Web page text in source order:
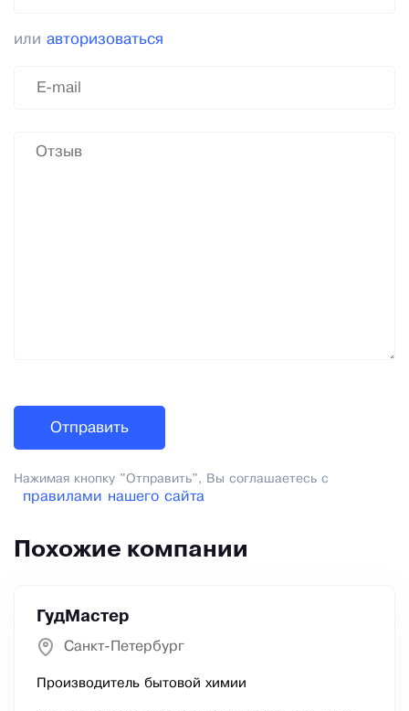
или авторизоваться
Нажимая кнопку "Отправить", Вы соглашаетесь с
правилами нашего сайта
Похожие компании
ГудМастер
Санкт-Петербург
Производитель бытовой химии